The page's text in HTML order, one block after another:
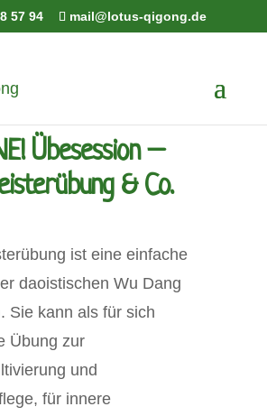
57 94 mail@lotus-qigong.de
Übesession –
& Co.
ist eine einfache
daoistischen Wu Dang
Sie kann als für sich
Übung zur
und
für innere